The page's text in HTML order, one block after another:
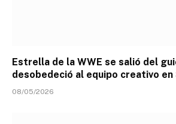
Estrella de la WWE se salió del
desobedeció al equipo creativo en
08/05/2026